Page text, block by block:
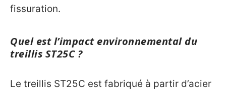
fissuration.
Quel est l’impact environnemental du
treillis ST25C ?
Le treillis ST25C est fabriqué à partir d’acier